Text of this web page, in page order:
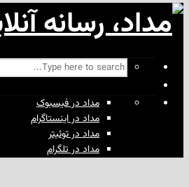
مداد در فیسبوک
مداد در اینستاگرام
مداد در توئیتر
مداد در تلگرام